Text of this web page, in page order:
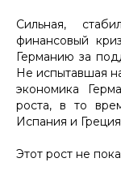
Сильная,
финансовый
Германию за
Не испытавшая
экономика
роста, в то
Испания и
Этот рост не